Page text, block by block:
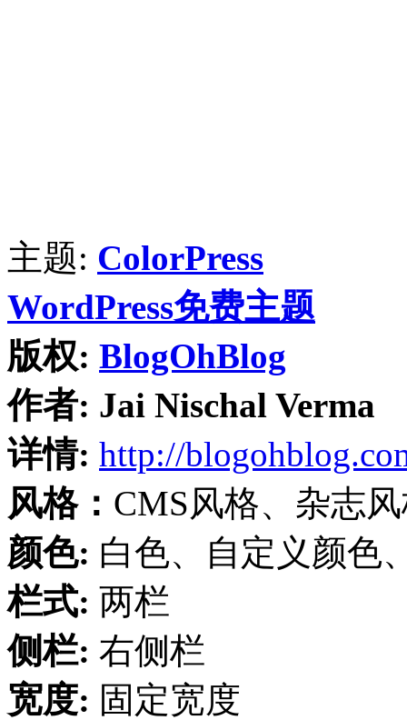
主题: ColorPress
WordPress免费主题
版权: BlogOhBlog
作者: Jai Nischal Verma
详情: http://
风格： CMS风格、杂志
颜色: 白色、自定义颜色
栏式: 两栏
侧栏: 右侧栏
宽度: 固定宽度